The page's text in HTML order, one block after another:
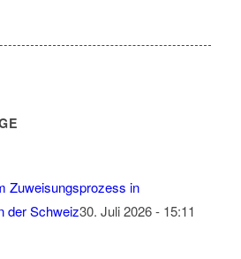
Zuweisungsprozess in
der Schweiz30. Juli 2026 - 15:11